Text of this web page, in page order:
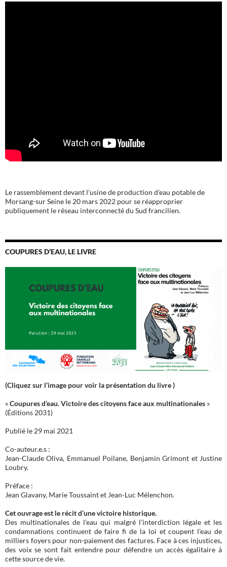
Le rassemblement devant l'usine de production d'eau potable de
Morsang-sur Seine le 20 mars 2022 pour se réapproprier
publiquement le réseau interconnecté du Sud francilien.
COUPURES D’EAU, LE LIVRE
(Cliquez sur l’image pour voir la présentation du livre )
«Coupures d’eau. Victoire des citoyens face aux multinationales »
(Éditions 2031)
Publié le 29 mai 2021
Co-auteur.e.s :
Jean-Claude Oliva, Emmanuel Poilane, Benjamin Grimont et Justine
Loubry.
Préface :
Jean Glavany, Marie Toussaint et Jean-Luc Mélenchon.
Cet ouvrage est le récit d’une victoire historique.
Des multinationales de l’eau qui malgré l’interdiction légale et les
condamnations continuent de faire fi de la loi et coupent l’eau de
milliers foyers pour non-paiement des factures. Face à ces injustices,
des voix se sont fait entendre pour défendre un accès égalitaire à
cette source de vie.